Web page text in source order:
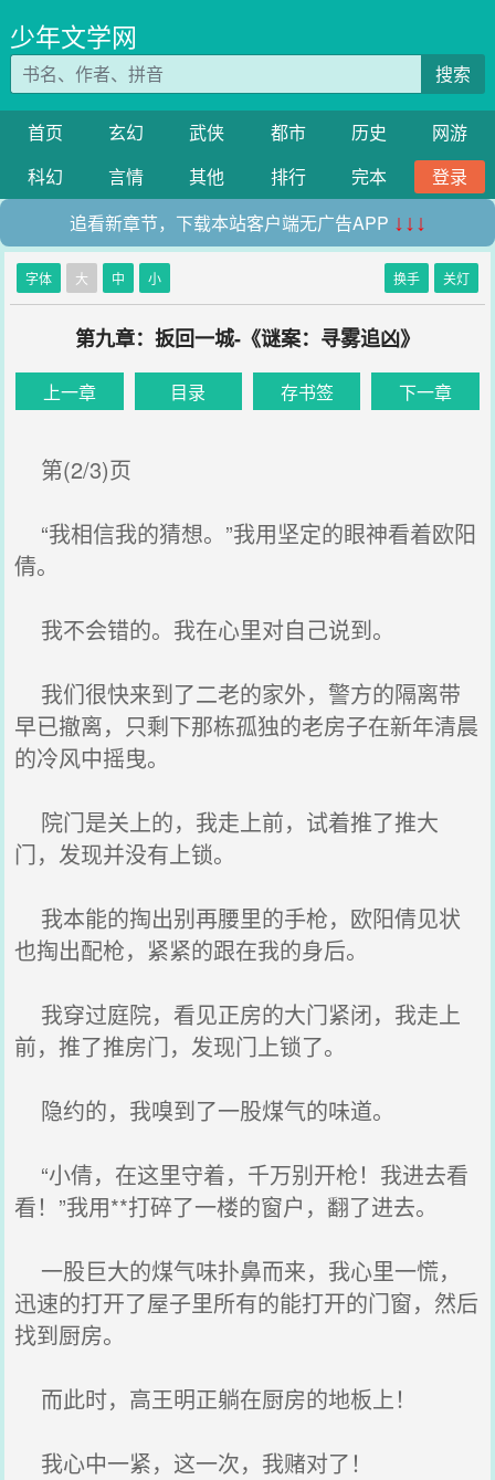
少年文学网
搜索
首页 玄幻 武侠 都市 历史
网游
科幻
言情 其他 排行 完本
登录
追看新章节，下载本站客户端无广告APP ↓↓↓
字体 大 中 小 换手 关灯
第九章：扳回一城-《谜案：寻雾追凶》
上一章 目录 存书签 下一章
第(2/3)页
“我相信我的猜想。”我用坚定的眼神看着欧阳
倩。
我不会错的。我在心里对自己说到。
我们很快来到了二老的家外，警方的隔离带
早已撤离，只剩下那栋孤独的老房子在新年清晨
的冷风中摇曳。
院门是关上的，我走上前，试着推了推大
门，发现并没有上锁。
我本能的掏出别再腰里的手枪，欧阳倩见状
也掏出配枪，紧紧的跟在我的身后。
我穿过庭院，看见正房的大门紧闭，我走上
前，推了推房门，发现门上锁了。
隐约的，我嗅到了一股煤气的味道。
“小倩，在这里守着，千万别开枪！我进去看
看！”我用**打碎了一楼的窗户，翻了进去。
一股巨大的煤气味扑鼻而来，我心里一慌，
迅速的打开了屋子里所有的能打开的门窗，然后
找到厨房。
而此时，高王明正躺在厨房的地板上！
我心中一紧，这一次，我赌对了！